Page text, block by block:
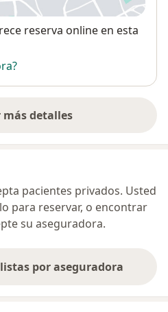
reserva online en esta
detalles
sobre la dirección
pacientes privados. Usted
para reservar, o encontrar
su aseguradora.
por aseguradora